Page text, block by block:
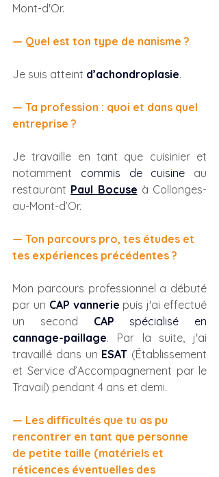
Mont-d'Or.
— Quel est ton type de nanisme ?
Je suis atteint d’achondroplasie.
— Ta profession : quoi et dans quel
entreprise ?
Je travaille en tant que cuisinier et
notamment commis de cuisine au
restaurant Paul Bocuse à Collonges-
au-Mont-d’Or.
— Ton parcours pro, tes études et
tes expériences précédentes ?
Mon parcours professionnel a débuté
par un CAP vannerie puis j'ai effectué
un second CAP spécialisé en
cannage-paillage. Par la suite, j'ai
travaillé dans un ESAT (Établissement
et Service d’Accompagnement par le
Travail) pendant 4 ans et demi.
— Les difficultés que tu as pu
rencontrer en tant que personne
de petite taille (matériels et
réticences éventuelles des